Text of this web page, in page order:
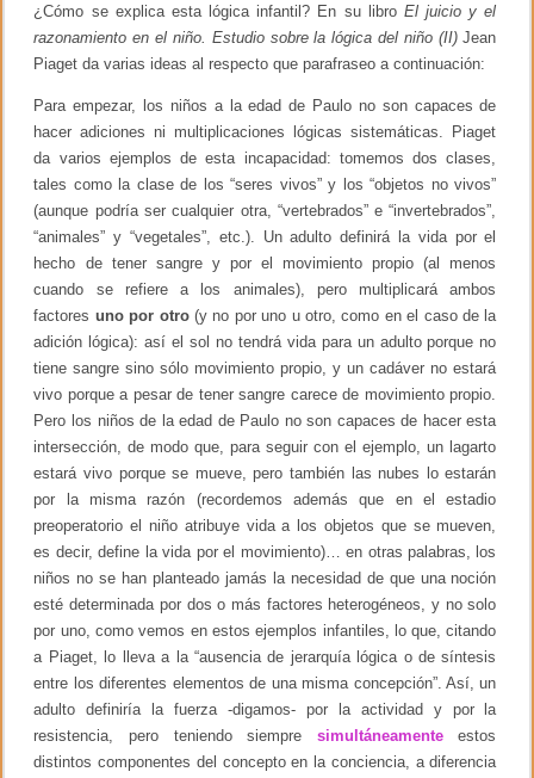
¿Cómo se explica esta lógica infantil? En su libro El juicio y el
razonamiento en el niño. Estudio sobre la lógica del niño (II)Jean
Piaget da varias ideas al respecto que parafraseo a continuación:
Para empezar, los niños a la edad de Paulo no son capaces de
hacer adiciones ni multiplicaciones lógicas sistemáticas. Piaget
da varios ejemplos de esta incapacidad: tomemos dos clases,
tales como la clase de los “seres vivos” y los “objetos no vivos”
(aunque podría ser cualquier otra, “vertebrados” e “invertebrados”,
“animales” y “vegetales”, etc.). Un adulto definirá la vida por el
hecho de tener sangre y por el movimiento propio (al menos
cuando se refiere a los animales), pero multiplicará ambos
factores uno por otro(y no por uno u otro, como en el caso de la
adición lógica): así el sol no tendrá vida para un adulto porque no
tiene sangre sino sólo movimiento propio, y un cadáver no estará
vivo porque a pesar de tener sangre carece de movimiento propio.
Pero los niños de la edad de Paulo no son capaces de hacer esta
intersección, de modo que, para seguir con el ejemplo, un lagarto
estará vivo porque se mueve, pero también las nubes lo estarán
por la misma razón (recordemos además que en el estadio
preoperatorio el niño atribuye vida a los objetos que se mueven,
es decir, define la vida por el movimiento)… en otras palabras, los
niños no se han planteado jamás la necesidad de que una noción
esté determinada por dos o más factores heterogéneos, y no solo
por uno, como vemos en estos ejemplos infantiles, lo que, citando
a Piaget, lo lleva a la “ausencia de jerarquía lógica o de síntesis
entre los diferentes elementos de una misma concepción”. Así, un
adulto definiría la fuerza -digamos- por la actividad y por la
resistencia, pero teniendo siempre simultáneamenteestos
distintos componentes del concepto en la conciencia, a diferencia